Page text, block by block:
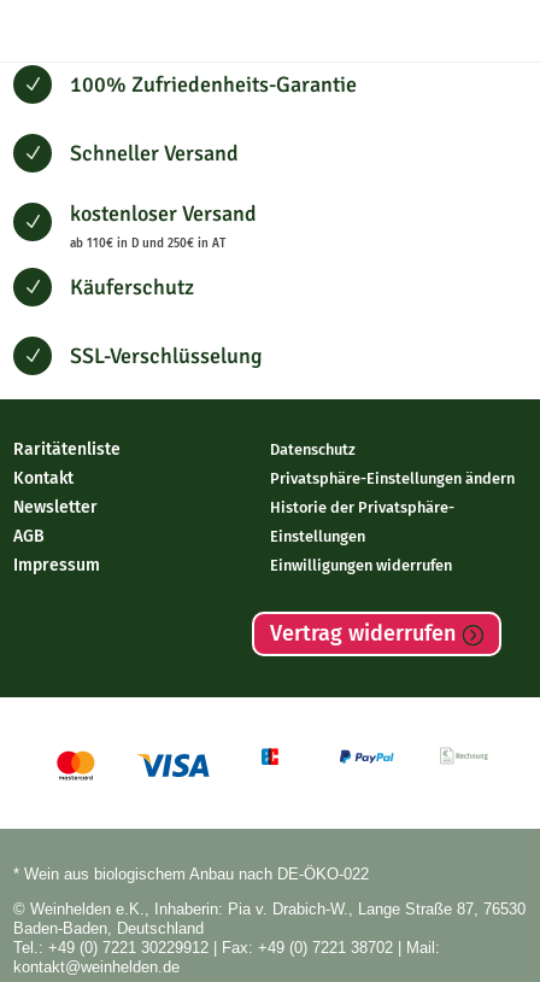
N 100% Zufriedenheits-Garantie
N Schneller Versand
N kostenloser Versand
ab 110€ in D und 250€ in AT
N Käuferschutz
N SSL-Verschlüsselung
Raritätenliste
Kontakt
Newsletter
AGB
Impressum
Datenschutz
Privatsphäre-Einstellungen ändern
Historie der Privatsphäre-
Einstellungen
Einwilligungen widerrufen
Vertrag widerrufen
* Wein aus biologischem Anbau nach DE-ÖKO-022
© Weinhelden e.K., Inhaberin: Pia v. Drabich-W., Lange Straße 87, 76530
Baden-Baden, Deutschland
Tel.: +49 (0) 7221 30229912
| Fax: +49 (0) 7221 38702 | Mail:
kontakt@weinhelden.de